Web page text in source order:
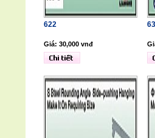
622
Giá: 30,000 vnđ